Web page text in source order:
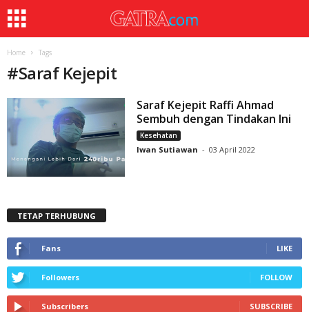
Home Tags
#Saraf Kejepit
Saraf Kejepit Raffi Ahmad
Sembuh dengan Tindakan Ini
Kesehatan
Iwan Sutiawan - 03 April 2022
TETAP TERHUBUNG
Fans LIKE
Followers FOLLOW
Subscribers SUBSCRIBE